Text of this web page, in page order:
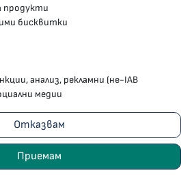
на здравеопазването
продукти
бисквитки
анализ, рекламни (не-IAB
медии
Отказвам
Приемам